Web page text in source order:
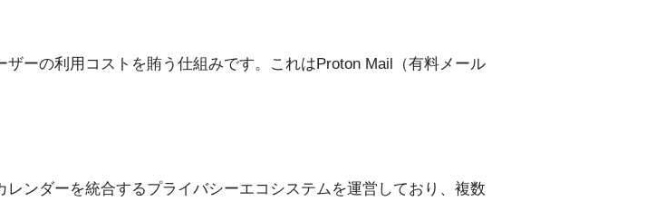
ーの利用コストを賄う仕組みです。これはProton Mail（有料メール
ンダーを統合するプライバシーエコシステムを運営しており、複数